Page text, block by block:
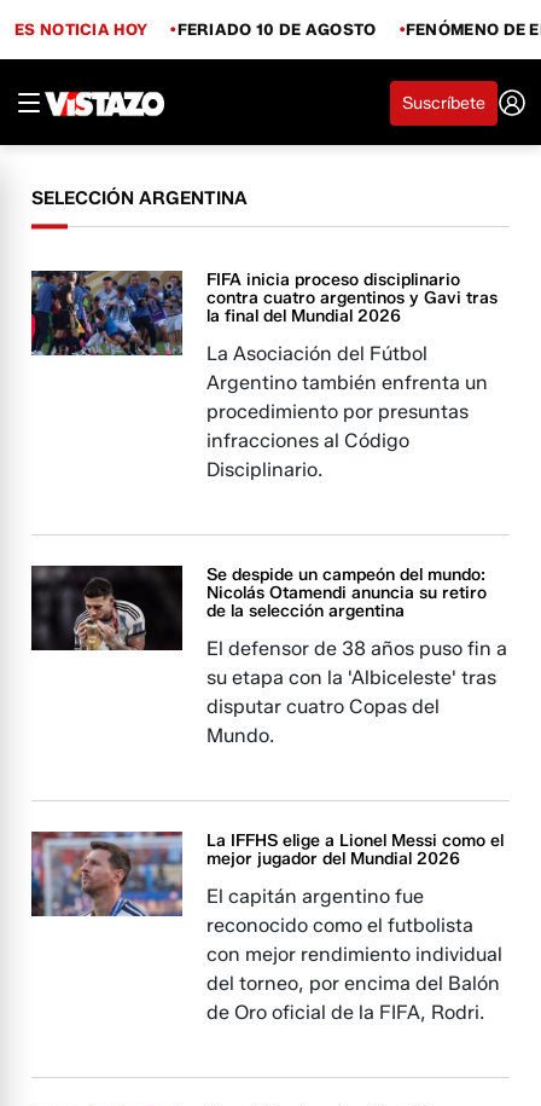
ES NOTICIA HOY FERIADO 10 DE AGOSTO FENÓMENO DE
Suscríbete
SELECCIÓN ARGENTINA
FIFA inicia proceso disciplinario
contra cuatro argentinos y Gavi tras
la final del Mundial 2026
La Asociación del Fútbol
Argentino también enfrenta un
procedimiento por presuntas
infracciones al Código
Disciplinario.
Se despide un campeón del mundo:
Nicolás Otamendi anuncia su retiro
de la selección argentina
El defensor de 38 años puso fin a
su etapa con la 'Albiceleste' tras
disputar cuatro Copas del
Mundo.
La IFFHS elige a Lionel Messi como el
mejor jugador del Mundial 2026
El capitán argentino fue
reconocido como el futbolista
con mejor rendimiento individual
del torneo, por encima del Balón
de Oro oficial de la FIFA, Rodri.